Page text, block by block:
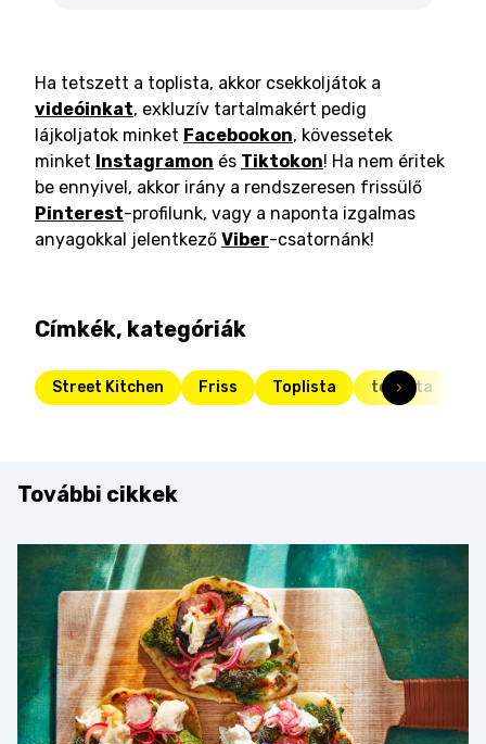
Ha tetszett a toplista, akkor csekkoljátok a
videóinkat, exkluzív tartalmakért pedig
lájkoljatok minket Facebookon, kövessetek
minket Instagramon és Tiktokon! Ha nem éritek
be ennyivel, akkor irány a rendszeresen frissülő
Pinterest-profilunk, vagy a naponta izgalmas
anyagokkal jelentkező Viber-csatornánk!
Címkék, kategóriák
Street Kitchen Friss Toplista toplista
További cikkek